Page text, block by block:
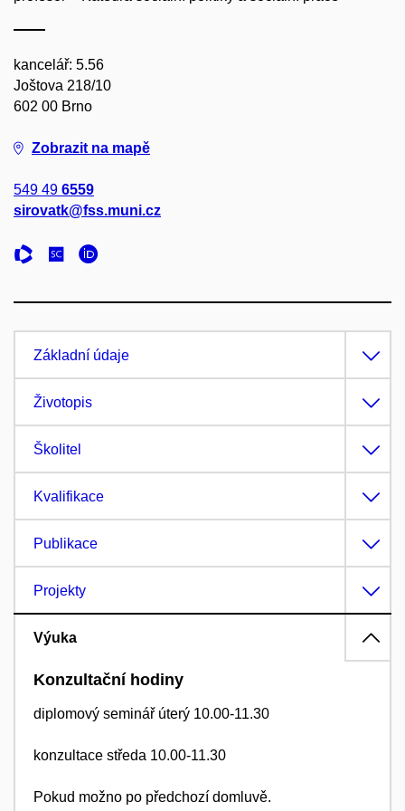
kancelář: 5.56
Joštova 218/10
602 00 Brno
Zobrazit na mapě
549 49 6559
sirovatk@fss.muni.cz
Základní údaje
Životopis
Školitel
Kvalifikace
Publikace
Projekty
Výuka
Konzultační hodiny
diplomový seminář úterý 10.00-11.30
konzultace středa 10.00-11.30
Pokud možno po předchozí domluvě.